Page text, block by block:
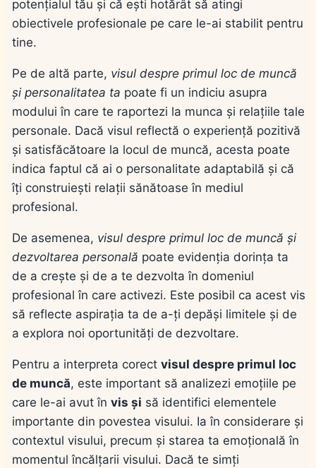
potențialul tău și că ești hotărât să atingi
obiectivele profesionale pe care le-ai stabilit pentru
tine.
Pe de altă parte, visul despre primul loc de muncă
și personalitatea ta poate fi un indiciu asupra
modului în care te raportezi la munca și relațiile tale
personale. Dacă visul reflectă o experiență pozitivă
și satisfăcătoare la locul de muncă, acesta poate
indica faptul că ai o personalitate adaptabilă și că
îți construiești relații sănătoase în mediul
profesional.
De asemenea, visul despre primul loc de muncă și
dezvoltarea personală poate evidenția dorința ta
de a crește și de a te dezvolta în domeniul
profesional în care activezi. Este posibil ca acest vis
să reflecte aspirația ta de a-ți depăși limitele și de
a explora noi oportunități de dezvoltare.
Pentru a interpreta corect visul despre primul loc
de muncă, este important să analizezi emoțiile pe
care le-ai avut în vis și să identifici elementele
importante din povestea visului. Ia în considerare și
contextul visului, precum și starea ta emoțională în
momentul încălțarii visului. Dacă te simți